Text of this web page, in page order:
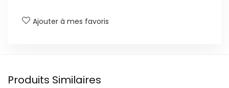
Ajouter à mes favoris
Produits Similaires